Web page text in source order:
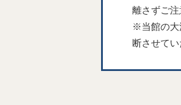
離さずご注
※当館の大
断させて